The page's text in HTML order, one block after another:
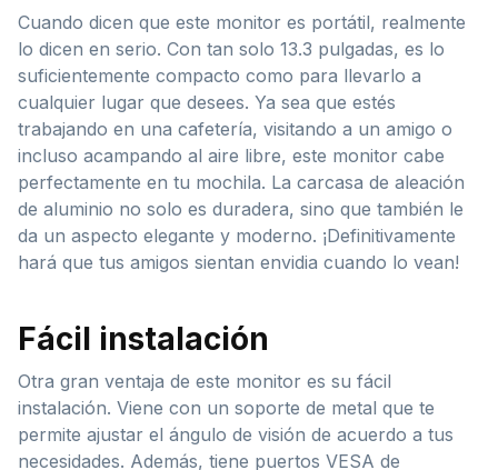
Cuando dicen que este monitor es portátil, realmente
lo dicen en serio. Con tan solo 13.3 pulgadas, es lo
suficientemente compacto como para llevarlo a
cualquier lugar que desees. Ya sea que estés
trabajando en una cafetería, visitando a un amigo o
incluso acampando al aire libre, este monitor cabe
perfectamente en tu mochila. La carcasa de aleación
de aluminio no solo es duradera, sino que también le
da un aspecto elegante y moderno. ¡Definitivamente
hará que tus amigos sientan envidia cuando lo vean!
Fácil instalación
Otra gran ventaja de este monitor es su fácil
instalación. Viene con un soporte de metal que te
permite ajustar el ángulo de visión de acuerdo a tus
necesidades. Además, tiene puertos VESA de